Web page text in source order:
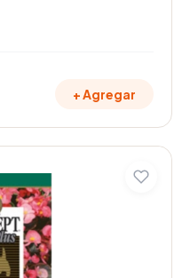
+ Agregar